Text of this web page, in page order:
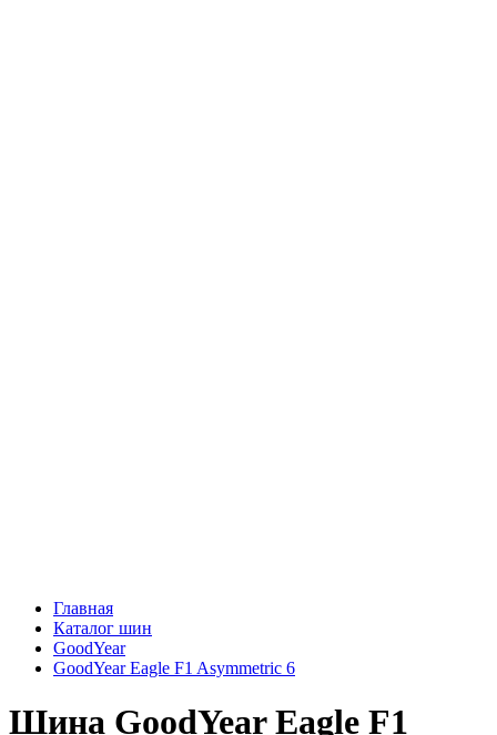
Главная
Каталог шин
GoodYear
GoodYear Eagle F1 Asymmetric 6
Шина GoodYear Eagle F1